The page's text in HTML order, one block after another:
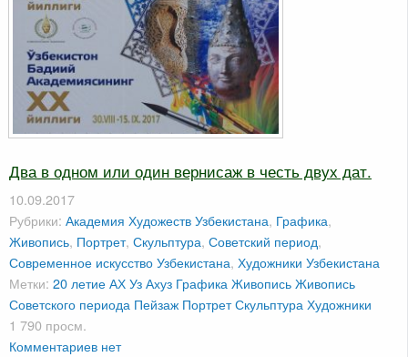
Два в одном или один вернисаж в честь двух дат.
10.09.2017
Рубрики: Академия Художеств Узбекистана, Графика,
Живопись, Портрет, Скульптура, Советский период,
Современное искусство Узбекистана, Художники Узбекистана
Метки: 20 летие АХ УзАхуз ГрафикаЖивописьЖивопись
Советского периода Пейзаж ПортретСкульптураХудожники
1 790 просм.
Комментариев нет